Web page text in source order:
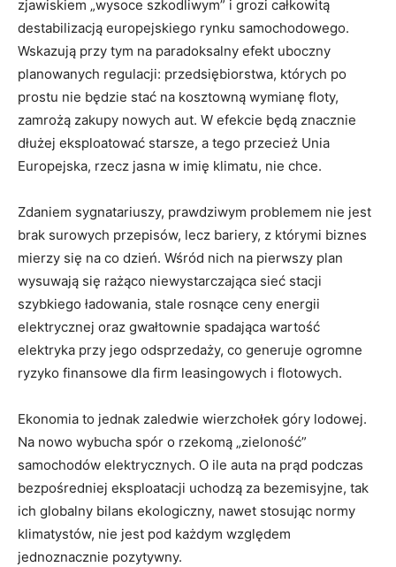
zjawiskiem „wysoce szkodliwym” i grozi całkowitą
destabilizacją europejskiego rynku samochodowego.
Wskazują przy tym na paradoksalny efekt uboczny
planowanych regulacji: przedsiębiorstwa, których po
prostu nie będzie stać na kosztowną wymianę floty,
zamrożą zakupy nowych aut. W efekcie będą znacznie
dłużej eksploatować starsze, a tego przecież Unia
Europejska, rzecz jasna w imię klimatu, nie chce.
Zdaniem sygnatariuszy, prawdziwym problemem nie jest
brak surowych przepisów, lecz bariery, z którymi biznes
mierzy się na co dzień. Wśród nich na pierwszy plan
wysuwają się rażąco niewystarczająca sieć stacji
szybkiego ładowania, stale rosnące ceny energii
elektrycznej oraz gwałtownie spadająca wartość
elektryka przy jego odsprzedaży, co generuje ogromne
ryzyko finansowe dla firm leasingowych i flotowych.
Ekonomia to jednak zaledwie wierzchołek góry lodowej.
Na nowo wybucha spór o rzekomą „zieloność”
samochodów elektrycznych. O ile auta na prąd podczas
bezpośredniej eksploatacji uchodzą za bezemisyjne, tak
ich globalny bilans ekologiczny, nawet stosując normy
klimatystów, nie jest pod każdym względem
jednoznacznie pozytywny.